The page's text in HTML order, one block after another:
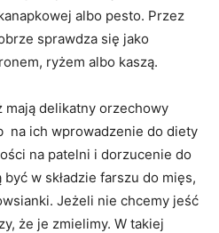
albo pesto. Przez
sprawdza się jako
ryżem albo kaszą.
mają delikatny orzechowy
na ich wprowadzenie do diety
na patelni i dorzucenie do
być w składzie farszu do mięs,
Jeżeli nie chcemy jeść
że je zmielimy. W takiej